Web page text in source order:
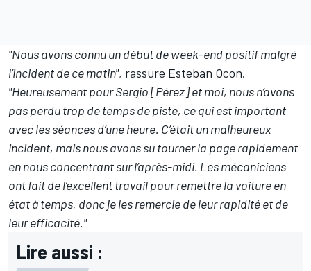
"Nous avons connu un début de week-end positif malgré
l’incident de ce matin", rassure Esteban Ocon.
"Heureusement pour Sergio [Pérez] et moi, nous n’avons
pas perdu trop de temps de piste, ce qui est important
avec les séances d’une heure. C’était un malheureux
incident, mais nous avons su tourner la page rapidement
en nous concentrant sur l’après-midi. Les mécaniciens
ont fait de l’excellent travail pour remettre la voiture en
état à temps, donc je les remercie de leur rapidité et de
leur efficacité."
Lire aussi :